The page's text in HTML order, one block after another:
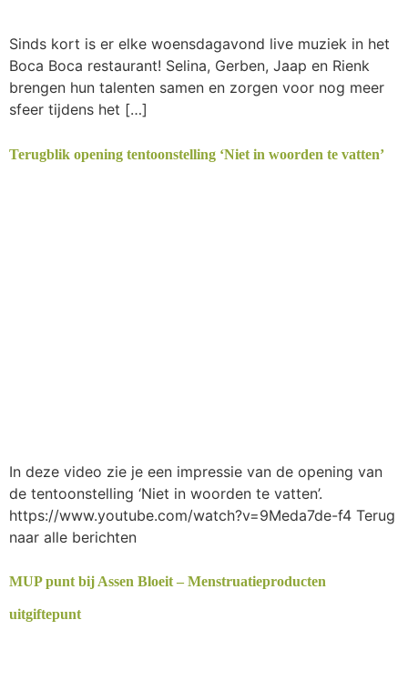
Sinds kort is er elke woensdagavond live muziek in het
Boca Boca restaurant! Selina, Gerben, Jaap en Rienk
brengen hun talenten samen en zorgen voor nog meer
sfeer tijdens het […]
Terugblik opening tentoonstelling ‘Niet in woorden te vatten’
In deze video zie je een impressie van de opening van
de tentoonstelling ‘Niet in woorden te vatten’.
https://www.youtube.com/watch?v=9Meda7de-f4 Terug
naar alle berichten
MUP punt bij Assen Bloeit – Menstruatieproducten
uitgiftepunt